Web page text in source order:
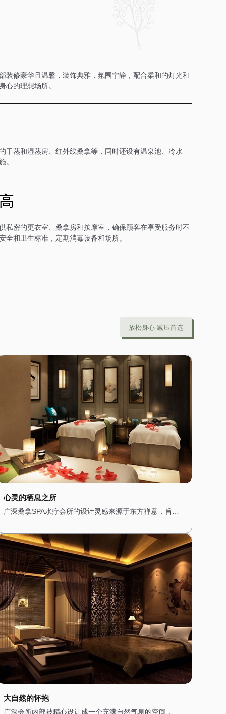
装修豪华且温馨，装饰典雅，氛围宁静，配合柔和的灯光和
心的理想场所。
干蒸和湿蒸房、红外线桑拿等，同时还设有温泉池、冷水
。
私密的更衣室、桑拿房和按摩室，确保顾客在享受服务时不
全和卫生标准，定期消毒设备和场所。
放松身心 减压首选
心灵的栖息之所
广深桑拿SPA水疗会所的设计灵感来源于东方禅意，旨在
小型的禅意花园，潺潺的流水声与鸟鸣交织在一起，营造
出一种宁静而祥和的氛围。 会所内部的装修以木质为主，
搭配淡雅的色调，展现出一种质朴与自然之美。墙壁上挂
着禅意的挂画，角落里摆放着精致的佛像和香炉，空气中
弥漫着淡淡的檀香，让人瞬间放松下来。 桑拿房的设计简
约而精致，采用传统的日式风格，搭配竹编的装饰和榻榻
米，让人在享受桑拿的同时，也能感受到禅意的宁静。水
疗区域则配备了舒适的按摩床和私人浴缸，每个房间都经
过精心布置，搭配柔软的棉麻布艺，营造出一种温馨而舒
适的感觉。 在这里，每一次呼吸都是一种修行，每一次放
松都是一次心灵的洗礼。
大自然的怀抱
广深会所内部被精心设计成一个充满自然气息的空间，木